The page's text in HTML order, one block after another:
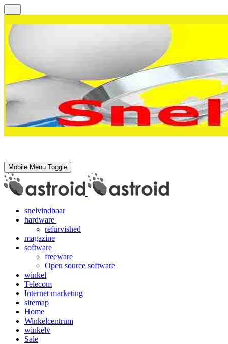
Mobile Menu Toggle
snelvindbaar
hardware
refurvished
magazine
software
freeware
Open source software
winkel
Telecom
Internet marketing
sitemap
Home
Winkelcentrum
winkelv
Sale